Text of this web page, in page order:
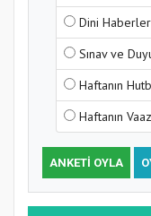
Samsun
Kapanış
Dini Haberler
Sınav ve
Haftanın
Haftanın
ANKETI OYLA